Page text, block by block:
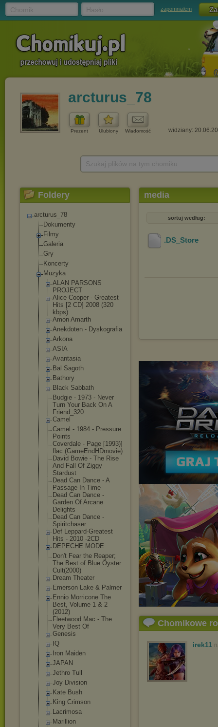
zapomniałem
arcturus_78
Prezent Ulubiony Wiadomość widziany:
Foldery
arcturus_78
Dokumenty
Filmy
Galeria
Gry
Koncerty
Muzyka
ALAN PARSONS
PROJECT
Alice Cooper - Greatest
Hits [2 CD] 2008 (320
kbps)
Amon Amarth
Anekdoten - Dyskografia
Arkona
ASIA
Avantasia
Bal Sagoth
Bathory
Black Sabbath
Budgie - 1973 - Never
Turn Your Back On A
Friend_320
Camel
Camel - 1984 - Pressure
Points
Coverdale - Page [1993)]
flac (GameEndHDmovie)
David Bowie - The Rise
And Fall Of Ziggy
Stardust
Dead Can Dance - A
Passage In Time
Dead Can Dance -
Garden Of Arcane
Delights
Dead Can Dance -
Spiritchaser
Def Leppard-Greatest
Hits - 2010 -2CD
DEPECHE MODE
Don't Fear the Reaper;
The Best of Blue Öyster
Cult(2000)
Dream Theater
Emerson Lake & Palmer
Ennio Morricone The
Best, Volume 1 & 2
(2012)
Fleetwood Mac - The
Very Best Of
Genesis
IQ
Iron Maiden
JAPAN
Jethro Tull
Joy Division
Kate Bush
King Crimson
Lacrimosa
Marillion
media
sortuj według:
.DS_Store
Chomikowe
irek11